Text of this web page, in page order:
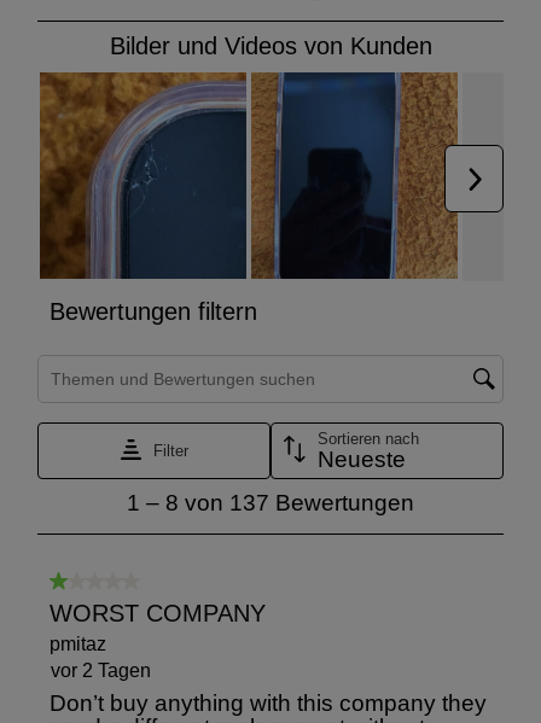
perfekte Kombination aus
Strapazierfähigkeit und schlanke Form aus.
Mit 0,29 mm ist es hauchdünn, aber
trotzdem 2,7-mal robuster als
herkömmliches Hartglas.